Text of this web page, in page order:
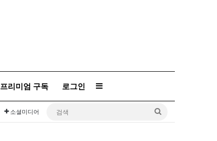
프리미엄 구독 로그인 Sidebar
소셜미디어